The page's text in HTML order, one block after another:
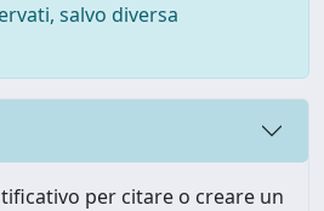
salvo diversa
per citare o creare un